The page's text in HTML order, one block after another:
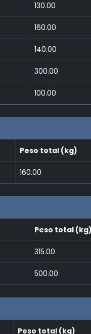
130.00
160.00
140.00
300.00
100.00
Peso total (kg)
160.00
Peso total (kg)
315.00
500.00
Peso total (kg)